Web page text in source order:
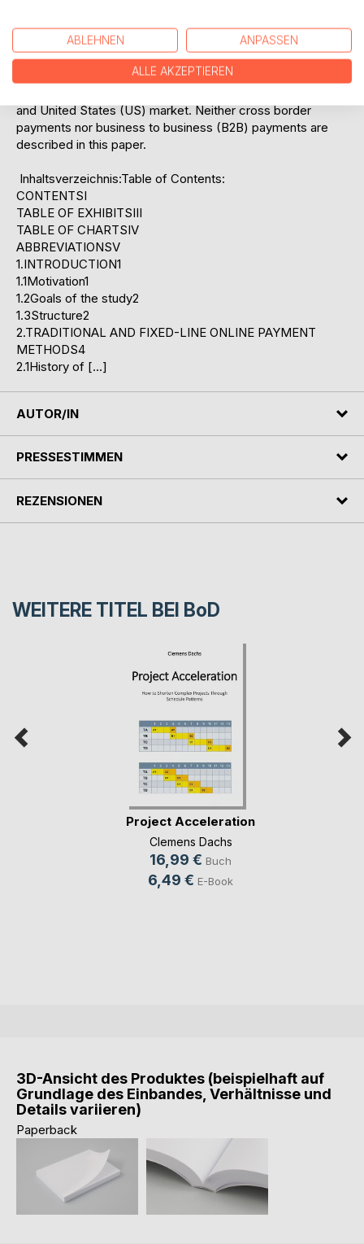
for further research. The second goal is to derive key
factors influencing the success of an mPayment from
theoretical models and by reviewing related literature. The
research concentrates on business to consumer (B2C) and
and United States (US) market. Neither cross border
payments nor business to business (B2B) payments are
described in this paper.
Inhaltsverzeichnis:Table of Contents:
CONTENTSI
TABLE OF EXHIBITSIII
TABLE OF CHARTSIV
ABBREVIATIONSV
1.INTRODUCTION1
1.1Motivation1
1.2Goals of the study2
1.3Structure2
2.TRADITIONAL AND FIXED-LINE ONLINE PAYMENT
METHODS4
2.1History of […]
AUTOR/IN
PRESSESTIMMEN
REZENSIONEN
WEITERE TITEL BEI BoD
Project Acceleration
Clemens Dachs
16,99 € Buch
6,49 € E-Book
3D-Ansicht des Produktes (beispielhaft auf
Grundlage des Einbandes, Verhältnisse und
Details variieren)
Paperback
ABLEHNEN ANPASSEN
ALLE AKZEPTIEREN